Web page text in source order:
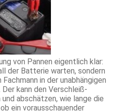
von Pannen eigentlich klar:
der Batterie warten, sondern
in der unabhängigen
kann den Verschleiß-
abschätzen, wie lange die
ein vorausschauender